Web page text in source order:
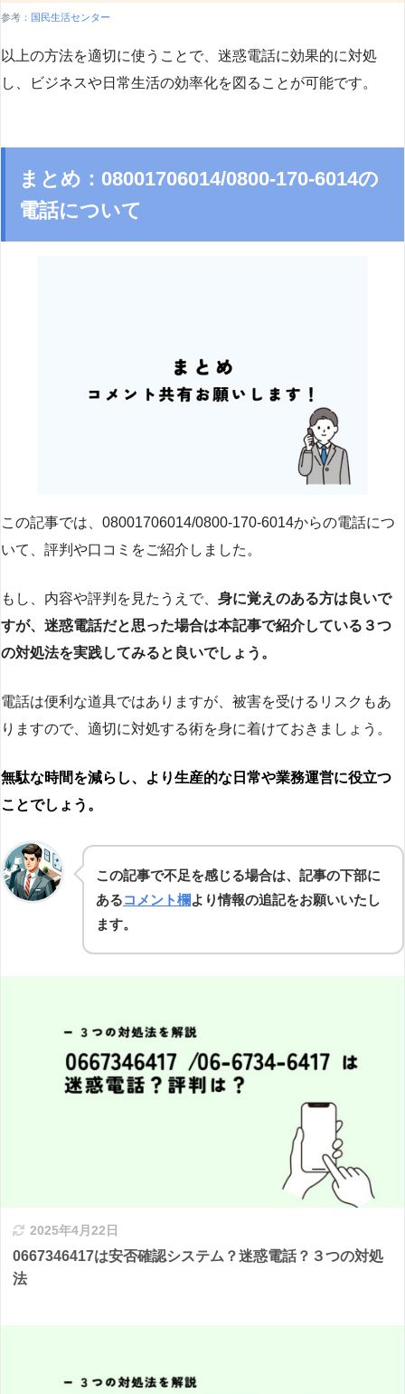
参考： 国民生活センター
以上の方法を適切に使うことで、迷惑電話に効果的に対処
し、ビジネスや日常生活の効率化を図ることが可能です。
まとめ：08001706014/0800-170-6014の
電話について
この記事では、08001706014/0800-170-6014からの電話につ
いて、評判や口コミをご紹介しました。
もし、内容や評判を見たうえで、 身に覚えのある方は良いで
すが、迷惑電話だと思った場合は本記事で紹介している３つ
の対処法を実践してみると良いでしょう。
電話は便利な道具ではありますが、被害を受けるリスクもあ
りますので、適切に対処する術を身に着けておきましょう。
無駄な時間を減らし、より生産的な日常や業務運営に役立つ
ことでしょう。
この記事で不足を感じる場合は、記事の下部に
あるコメント欄より情報の追記をお願いいたし
ます。
2025年4月22日
0667346417は安否確認システム？迷惑電話？３つの対処
法